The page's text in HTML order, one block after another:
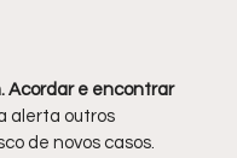
Acordar e encontrar
alerta outros
de novos casos.